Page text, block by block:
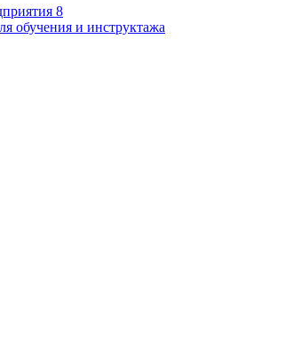
8
обучения и инструктажа